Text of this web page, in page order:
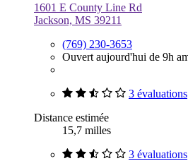
1601 E County Line Rd
Jackson, MS 39211
(769) 230-3653
Ouvert aujourd'hui de 9h
3 évaluations
Distance estimée
15,7 milles
3 évaluations